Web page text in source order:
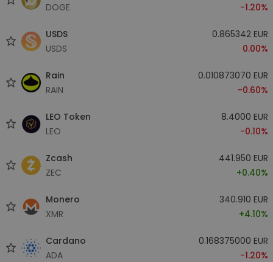
DOGE
-1.20%
USDS
USDS
0.865342 EUR
0.00%
Rain
RAIN
0.010873070 EUR
-0.60%
LEO Token
LEO
8.4000 EUR
-0.10%
Zcash
ZEC
441.950 EUR
+0.40%
Monero
XMR
340.910 EUR
+4.10%
Cardano
ADA
0.168375000 EUR
-1.20%